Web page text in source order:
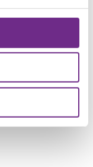
på Kalmars
är på Biostaden
två arrangemang
med piano på
Kolla in